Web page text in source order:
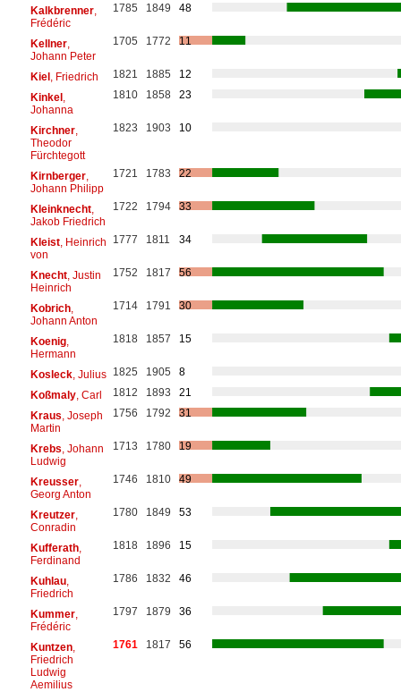
Kalkbrenner,
Frédéric
1785 1849 48
Kellner,
Johann Peter
1705 1772 11
Kiel, Friedrich 1821 1885
12
Kinkel,
Johanna
1810 1858 23
Kirchner,
Theodor
Fürchtegott
1823 1903 10
Kirnberger,
Johann Philipp
1721 1783 22
Kleinknecht,
Jakob Friedrich
1722 1794 33
Kleist, Heinrich
von
1777 1811 34
Knecht, Justin
Heinrich
1752 1817 56
Kobrich,
Johann Anton
1714 1791 30
Koenig,
Hermann
1818 1857 15
Kosleck, Julius 1825 1905
8
Koßmaly, Carl 1812 1893
21
Kraus , Joseph
Martin
1756 1792 31
Krebs , Johann
Ludwig
1713 1780 19
Kreusser,
Georg Anton
1746 1810 49
Kreutzer,
Conradin
1780 1849 53
Kufferath,
Ferdinand
1818 1896 15
Kuhlau,
Friedrich
1786 1832 46
Kummer,
Frédéric
1797 1879 36
Kuntzen,
Friedrich
Ludwig
Aemilius
1761 1817 56